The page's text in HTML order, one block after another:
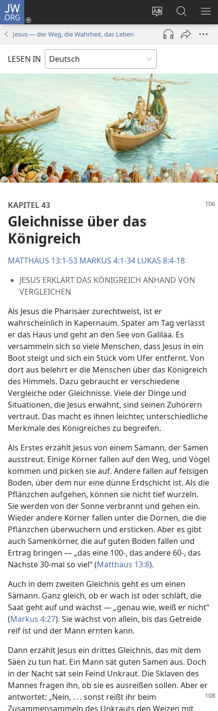
JW.ORG
Websitesprache
ändern
Anmelden
(öffnet
neues
Fenster)
Suche
Jesus — der Weg, die Wahrheit, das Leben
LESEN IN
KAPITEL 43
Gleichnisse über das
Königreich
MATTHÄUS 13:1-53 MARKUS 4:1-34 LUKAS 8:4-18
JESUS ERKLÄRT DAS KÖNIGREICH ANHAND VON
VERGLEICHEN
Als Jesus die Pharisäer zurechtweist, ist er
wahrscheinlich in Kapernaum. Später am Tag verlässt
er das Haus und geht an den See von Galiläa. Es
versammeln sich so viele Menschen, dass Jesus in ein
Boot steigt und sich ein Stück vom Ufer entfernt. Von
dort aus belehrt er die Menschen über das Königreich
des Himmels. Dazu gebraucht er verschiedene
Vergleiche oder Gleichnisse. Viele der Dinge und
Situationen, die Jesus erwähnt, sind seinen Zuhörern
vertraut. Das macht es ihnen leichter, unterschiedliche
Merkmale des Königreiches zu begreifen.
Als Erstes erzählt Jesus von einem Sämann, der Samen
ausstreut. Einige Körner fallen auf den Weg, und Vögel
kommen und picken sie auf. Andere fallen auf felsigen
Boden, über dem nur eine dünne Erdschicht ist. Als die
Pflänzchen aufgehen, können sie nicht tief wurzeln.
Sie werden von der Sonne verbrannt und gehen ein.
Wieder andere Körner fallen unter die Dornen, die die
Pflänzchen überwuchern und ersticken. Aber es gibt
auch Samenkörner, die auf guten Boden fallen und
Ertrag bringen — „das eine 100-, das andere 60-, das
Nächste 30-mal so viel“ (Matthäus 13:8).
Auch in dem zweiten Gleichnis geht es um einen
Sämann. Ganz gleich, ob er wach ist oder schläft, die
Saat geht auf und wächst — „genau wie, weiß er nicht“
(Markus 4:27). Sie wächst von allein, bis das Getreide
reif ist und der Mann ernten kann.
Dann erzählt Jesus ein drittes Gleichnis, das mit dem
Säen zu tun hat. Ein Mann sät guten Samen aus. Doch
in der Nacht sät sein Feind Unkraut. Die Sklaven des
Mannes fragen ihn, ob sie es ausreißen sollen. Aber er
antwortet: „Nein, . . . sonst reißt ihr beim
Zusammensammeln des Unkrauts den Weizen mit